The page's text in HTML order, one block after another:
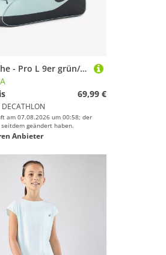
Tennistasche - Pro L 9er grün/schwarz
69,99 €
DECATHLON
am 07.08.2026 um 00:58; der
geändert haben.
Anbieter